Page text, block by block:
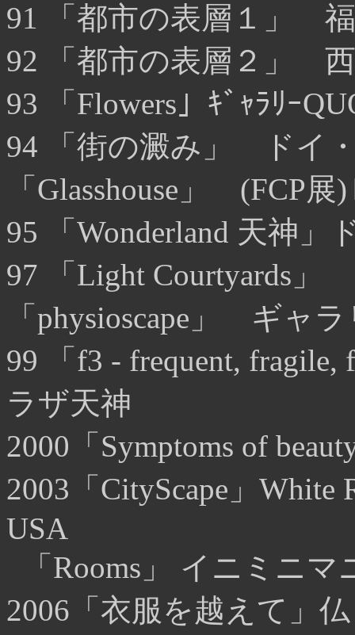
91 「都市の表層１」
92 「都市の表層２」 西
93 「Flowers」ｷﾞｬﾗﾘｰ
94 「街の澱み」 ドイ
「Glasshouse」 (FCP
95 「Wonderland 天神
97 「Light Courtyards
「physioscape」 ギャ
99 「f3 - frequent,
ラザ天神
2000「Symptoms of
2003「CityScape」White
USA
「Rooms」 イニミニ
2006「衣服を越えて」